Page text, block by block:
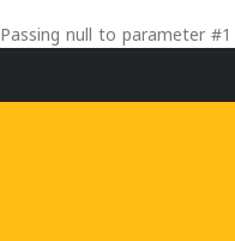
null to parameter